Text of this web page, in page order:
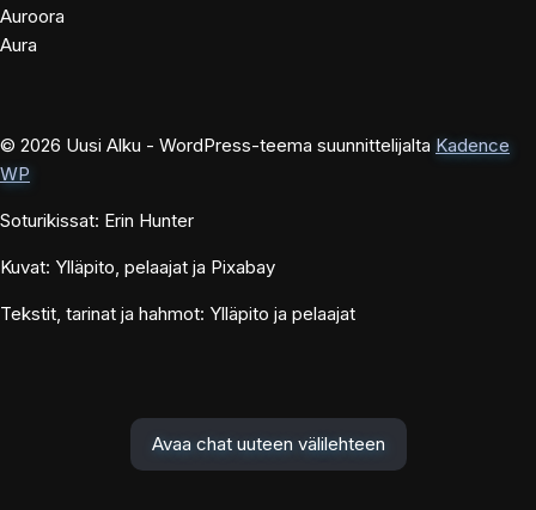
Auroora
Aura
© 2026 Uusi Alku - WordPress-teema suunnittelijalta Kadence
WP
Soturikissat: Erin Hunter
Kuvat: Ylläpito, pelaajat ja Pixabay
Tekstit, tarinat ja hahmot: Ylläpito ja pelaajat
Avaa chat uuteen välilehteen